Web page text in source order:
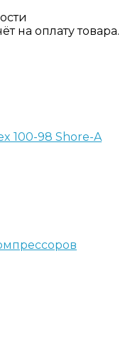
на оплату товара.
100-98 Shore-A